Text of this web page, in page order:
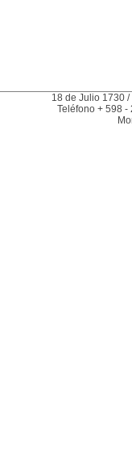
18 de Julio 1730
Teléfono + 598 -